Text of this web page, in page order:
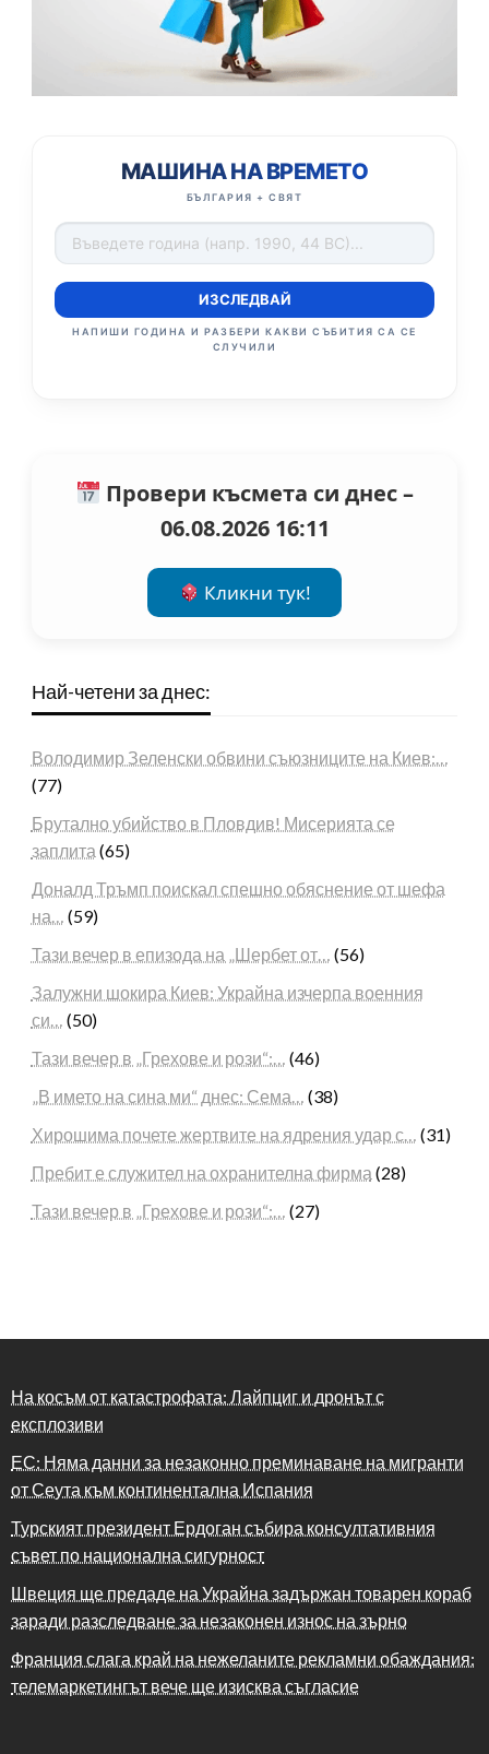
МАШИНА НА ВРЕМЕТО
БЪЛГАРИЯ + СВЯТ
ИЗСЛЕДВАЙ
НАПИШИ ГОДИНА И РАЗБЕРИ КАКВИ СЪБИТИЯ СА СЕ
СЛУЧИЛИ
Провери късмета си днес –
06.08.2026 16:11
Кликни тук!
Най-четени за днес:
Володимир Зеленски обвини съюзниците на Киев:…
(77)
Брутално убийство в Пловдив! Мисерията се
заплита (65)
Доналд Тръмп поискал спешно обяснение от шефа
на… (59)
Тази вечер в епизода на „Шербет от… (56)
Залужни шокира Киев: Украйна изчерпа военния
си… (50)
Тази вечер в „Грехове и рози“:… (46)
„В името на сина ми“ днес: Сема… (38)
Хирошима почете жертвите на ядрения удар с… (31)
Пребит е служител на охранителна фирма (28)
Тази вечер в „Грехове и рози“:… (27)
На косъм от катастрофата: Лайпциг и дронът с
експлозиви
ЕС: Няма данни за незаконно преминаване на мигранти
от Сеута към континентална Испания
Турският президент Ердоган събира консултативния
съвет по национална сигурност
Швеция ще предаде на Украйна задържан товарен кораб
заради разследване за незаконен износ на зърно
Франция слага край на нежеланите рекламни обаждания:
телемаркетингът вече ще изисква съгласие